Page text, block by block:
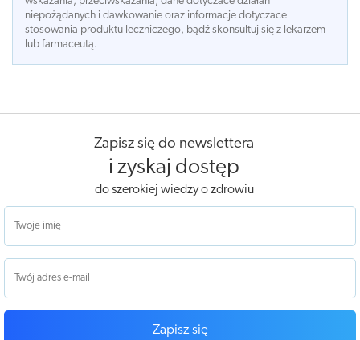
niepożądanych i dawkowanie oraz informacje dotyczace
stosowania produktu leczniczego, bądź skonsultuj się z lekarzem
lub farmaceutą.
Zapisz się do newslettera
i zyskaj dostęp
do szerokiej wiedzy o zdrowiu
Zapisz się